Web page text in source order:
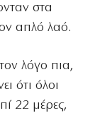
στα
απλό λαό.
λόγο πια,
ότι όλοι
22 μέρες,